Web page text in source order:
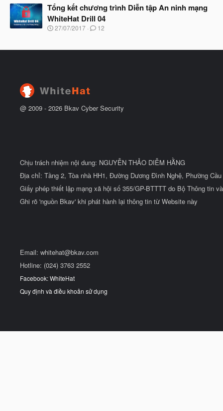
ầ
u
à
b
ắ
Tổng kết chương trình Diễn tập An ninh mạng
WhiteHat Drill 04
N
y
ầ
27/07/2017 12
@ 2009 - 2026 Bkav Cyber Security
Chịu trách nhiệm nội dung: NGUYỄN THẢO DIỄM HẰNG
Địa chỉ: Tầng 2, Tòa nhà HH1, Đường Dương Đình Nghệ, Phường
Giấy phép thiết lập mạng xã hội số 355/GP-BTTTT do Bộ Thông tin
Ghi rõ 'nguồn Bkav' khi phát hành lại thông tin từ Website này
Email: whitehat@bkav.com
Hotline: (024) 3763 2552
Facebook: WhiteHat
Quy định và điều khoản sử dụng